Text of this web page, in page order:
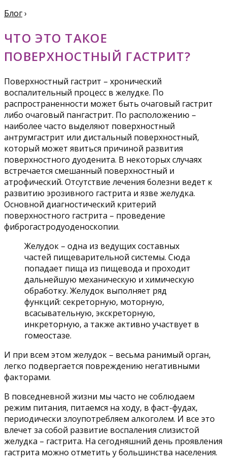
Блог›
ЧТО ЭТО ТАКОЕ
ПОВЕРХНОСТНЫЙ ГАСТРИТ?
Поверхностный гастрит – хронический
воспалительный процесс в желудке. По
распространенности может быть очаговый гастрит
либо очаговый пангастрит. По расположению –
наиболее часто выделяют поверхностный
антрумгастрит или дистальный поверхностный,
который может явиться причиной развития
поверхностного дуоденита. В некоторых случаях
встречается смешанный поверхностный и
атрофический. Отсутствие лечения болезни ведет к
развитию эрозивного гастрита и язве желудка.
Основной диагностический критерий
поверхностного гастрита – проведение
фиброгастродуоденоскопии.
Желудок – одна из ведущих составных
частей пищеварительной системы. Сюда
попадает пища из пищевода и проходит
дальнейшую механическую и химическую
обработку. Желудок выполняет ряд
функций: секреторную, моторную,
всасывательную, экскреторную,
инкреторную, а также активно участвует в
гомеостазе.
И при всем этом желудок – весьма ранимый орган,
легко подвергается повреждению негативными
факторами.
В повседневной жизни мы часто не соблюдаем
режим питания, питаемся на ходу, в фаст-фудах,
периодически злоупотребляем алкоголем. И все это
влечет за собой развитие воспаления слизистой
желудка – гастрита. На сегодняшний день проявления
гастрита можно отметить у большинства населения.